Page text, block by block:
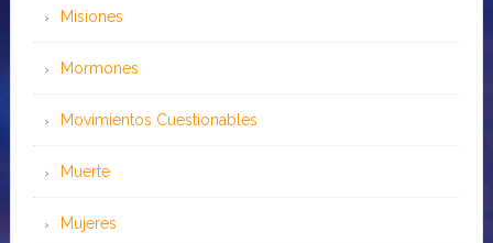
Misiones
Mormones
Movimientos Cuestionables
Muerte
Mujeres